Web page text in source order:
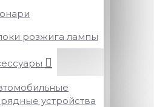
розжига лампы
устройства